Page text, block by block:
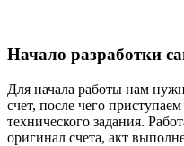
Начало разработки
Для начала работы нам
счет, после чего
технического задания.
оригинал счета, акт